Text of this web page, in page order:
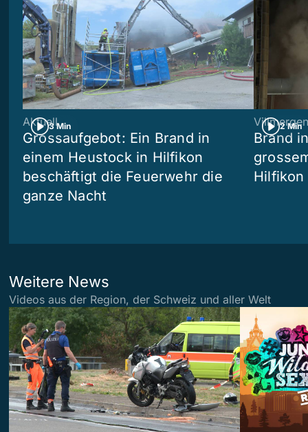
3 Min
Aktuell
Grossaufgebot: Ein Brand in
einem Heustock in Hilfikon
beschäftigt die Feuerwehr die
ganze Nacht
2 Min
Villmergen
Brand
Hilfikon
Weitere News
Videos aus der Region, der Schweiz und aller Welt